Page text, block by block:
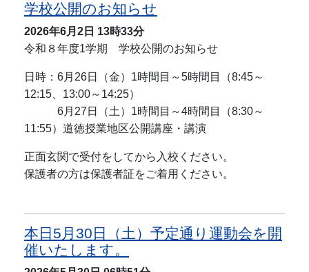
学校公開のお知らせ
2026年6月2日 13時33分
令和８年度1学期 学校公開のお知らせ
日時：6月26日（金）1時間目～5時間目（8:45～
12:15、13:00～14:25）
6月27日（土）1時間目～4時間目（8:30～
11:55）道徳授業地区公開講座・講演
正面玄関で受付をしてから入校ください。
保護者の方は保護者証をご着用ください。
本日5月30日（土）予定通り運動会を開
催いたします。